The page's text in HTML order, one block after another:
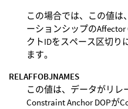
この場合では、この値は
ーションシップの
クトIDをスペース区切り
ます。
RELAFFOBJNAMES
この値は、データがリレ
Constraint Anchor DOPが